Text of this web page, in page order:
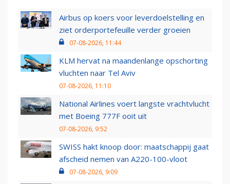
Airbus op koers voor leverdoelstelling en
ziet orderportefeuille verder groeien
07-08-2026, 11:44
KLM hervat na maandenlange opschorting
vluchten naar Tel Aviv
07-08-2026, 11:10
National Airlines voert langste vrachtvlucht
met Boeing 777F ooit uit
07-08-2026, 9:52
SWISS hakt knoop door: maatschappij gaat
afscheid nemen van A220-100-vloot
07-08-2026, 9:09